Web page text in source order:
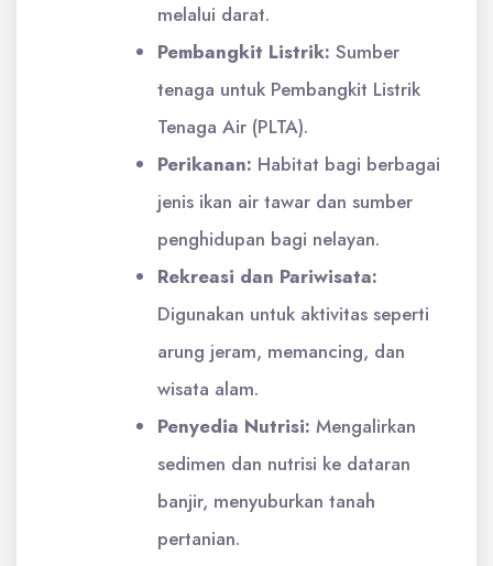
melalui darat.
Pembangkit Listrik: Sumber
tenaga untuk Pembangkit Listrik
Tenaga Air (PLTA).
Perikanan: Habitat bagi berbagai
jenis ikan air tawar dan sumber
penghidupan bagi nelayan.
Rekreasi dan Pariwisata:
Digunakan untuk aktivitas seperti
arung jeram, memancing, dan
wisata alam.
Penyedia Nutrisi: Mengalirkan
sedimen dan nutrisi ke dataran
banjir, menyuburkan tanah
pertanian.